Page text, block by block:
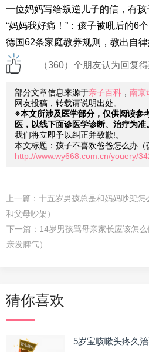
一位妈妈写给叛逆儿子的信，有孩
“妈妈我好痛！”：孩子被吼后的6
德国62条家庭教养规则，教出自律
（360）个朋友认为回复得
部分文章信息来源于亲子百科 ， 南京
网友投稿，转载请说明出处。
※本文所涉及医学部分，仅供阅读参
医，以线下面诊医学诊断、治疗为准。
我们将立即予以纠正并致歉!。
本文标题：孩子不喜欢爸爸怎么办（
http://www.wy668.com.cn/youery/
上一篇： 十五岁男孩总是和妈妈吵架
和父母吵架）
下一篇： 14岁男孩骂母亲家长应该怎
亲发脾气）
猜你喜欢
5岁宝咳嗽头疼久